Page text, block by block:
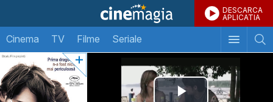
DESCARCA
APLICATIA
Cinema TV Filme Seriale